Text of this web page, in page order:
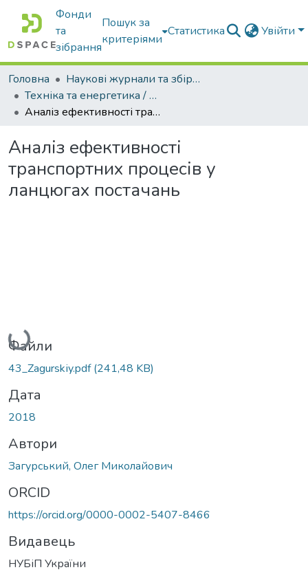
Фонди
та
зібрання
Пошук за
критеріями
Статистика Увійти
Головна
Наукові журнали та збірники видань
Техніка та енергетика / Machinery & Energetics
Аналіз ефективності транспортних процесів у ланцюгах постачань
Аналіз ефективності
транспортних процесів у
ланцюгах постачань
Вантажиться...
Файли
43_Zagurskіy.pdf(241,48 KB)
Дата
2018
Автори
Загурський, Олег Миколайович
ORCID
https://orcid.org/0000-0002-5407-8466
Видавець
НУБіП України